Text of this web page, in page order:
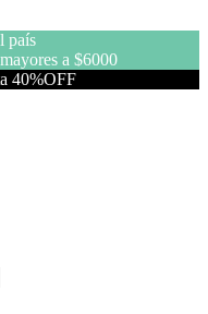
país
a $6000
40%OFF